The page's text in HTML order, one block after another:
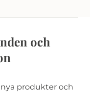
och
produkter och